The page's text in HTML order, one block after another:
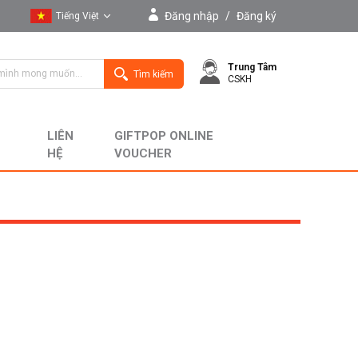
Tiếng Việt
English
Đăng nhập / Đăng ký
Tìm kiếm
Trung Tâm
CSKH
LIÊN
HỆ
GIFTPOP ONLINE
VOUCHER